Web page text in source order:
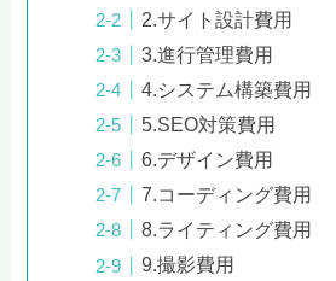
2.サイト設計費用
3.進行管理費用
4.システム構築費用
5.SEO対策費用
6.デザイン費用
7.コーディング費用
8.ライティング費用
9.撮影費用